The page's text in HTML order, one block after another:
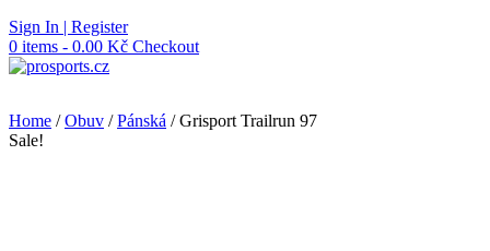
Skip
to
content
Sign In | Register
0 items - 0.00 Kč Checkout
Home /Obuv /Pánská / Grisport Trailrun 97
Sale!